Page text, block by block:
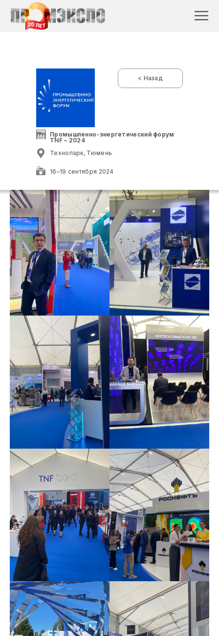
16–19 сентября 2024
Промышленно-энергетический форум
TNF – 2024
Технопарк, Тюмень
< Назад